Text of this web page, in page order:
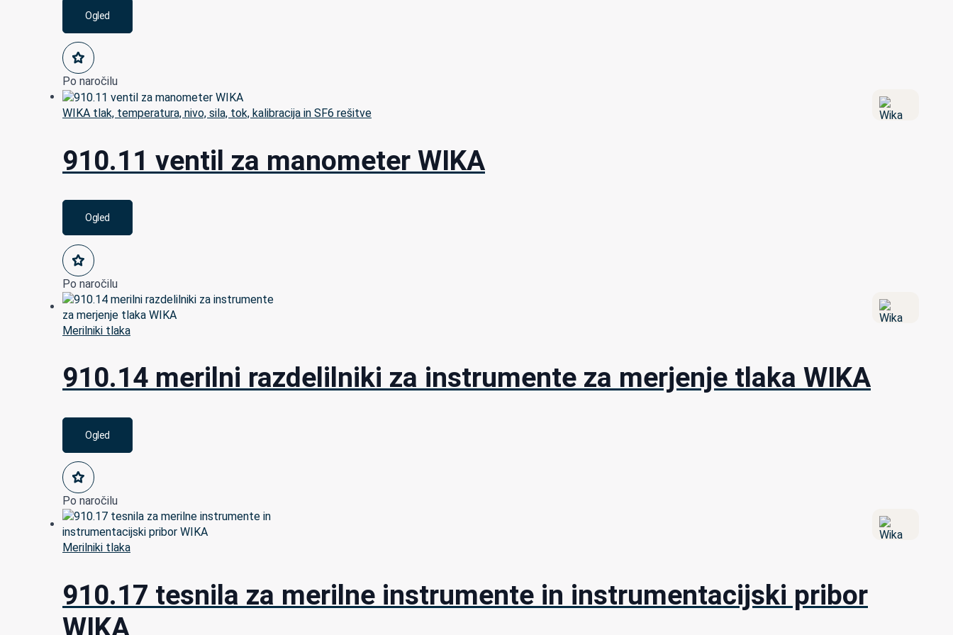
Ogled
Po naročilu
WIKA tlak, temperatura, nivo, sila, tok, kalibracija in SF6 rešitve
910.11 ventil za manometer WIKA
Ogled
Po naročilu
Merilniki tlaka
910.14 merilni razdelilniki za instrumente za merjenje tlaka WIKA
Ogled
Po naročilu
Merilniki tlaka
910.17 tesnila za merilne instrumente in instrumentacijski pribor
WIKA